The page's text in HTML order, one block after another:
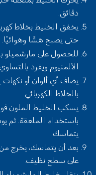
دقائق.
حتى يصبح هشًا وهوائيًا.
للحصول على مارشميلو
الألمنيوم ويفرد
يضاف أي ألوان أو نكهات
بالخلاط الكهربائي.
يسكب الخليط الملون
يتماسك.
بعد أن يتماسك، يخرج
على سطح نظيف.